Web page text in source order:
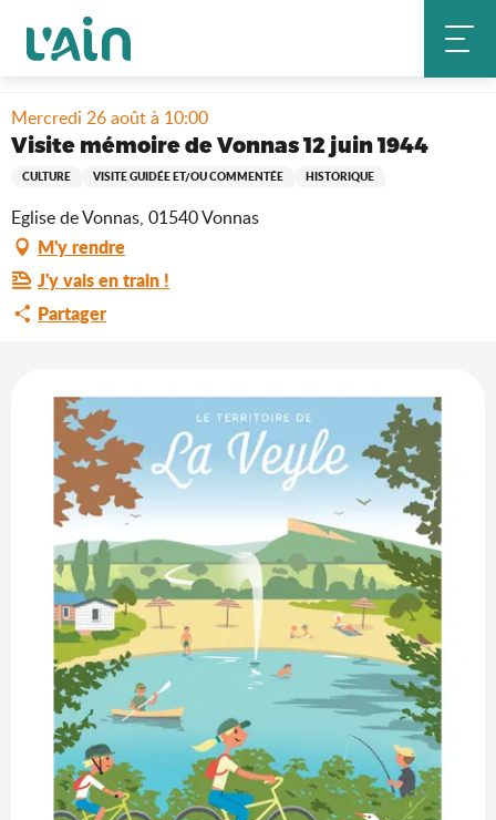
contenu
Accueil Séjourner
Agenda & nouveautés
Visite mémoire de Vonnas 12 juin 1944
Mercredi 26 août à 10:00
Visite mémoire de Vonnas 12 juin 1944
CULTURE VISITE GUIDÉE ET/OU COMMENTÉE HISTORIQUE
Eglise de Vonnas, 01540 Vonnas
M'y rendre
J'y vais en train !
Partager